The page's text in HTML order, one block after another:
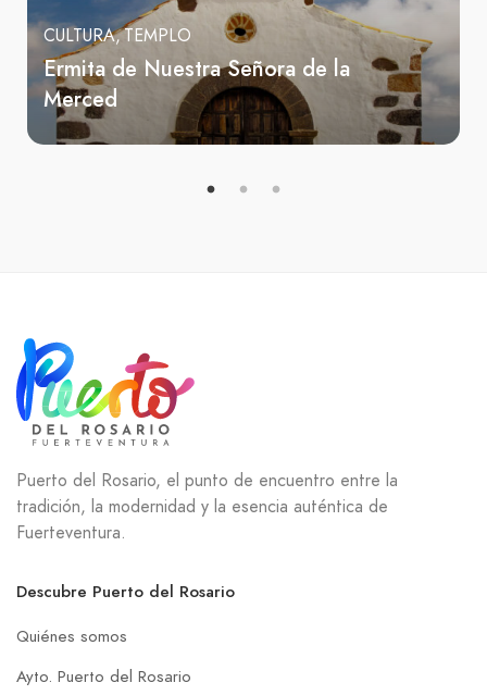
CULTURA TEMPLO
Ermita de Nuestra Señora de la
Merced
Puerto del Rosario, el punto de encuentro entre la
tradición, la modernidad y la esencia auténtica de
Fuerteventura.
Descubre Puerto del Rosario
Quiénes somos
Ayto. Puerto del Rosario